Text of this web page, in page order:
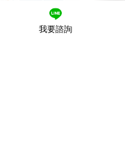
我要諮詢